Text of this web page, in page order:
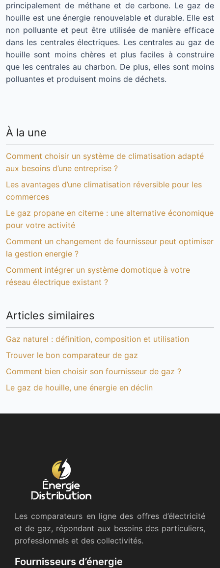
principalement de méthane et de carbone. Le gaz de
houille est une énergie renouvelable et durable. Elle est
non polluante et peut être utilisée de manière efficace
dans les centrales électriques. Les centrales au gaz de
houille sont moins chères et plus faciles à construire
que les centrales au charbon. De plus, elles sont moins
polluantes et produisent moins de déchets.
À la une
Comment choisir un système de climatisation adapté
aux besoins d’une entreprise ?
Les avantages d’une climatisation réversible pour les
commerces
Le gaz propane en citerne : une alternative économique
pour votre activité
Comment un changement de fournisseur peut optimiser
la gestion energie ?
Comment intégrer un système domotique à votre
réseau électrique existant ?
Articles similaires
Gaz naturel : définition, composition et utilisation
Trouver le bon comparateur de gaz
Comment bien choisir son fournisseur de gaz ?
Le gaz de houille, une énergie en déclin
Les comparateurs en ligne des offres d’électricité
et de gaz, répondant aux besoins des particuliers,
professionnels et des collectivités.
Fournisseurs d’énergie